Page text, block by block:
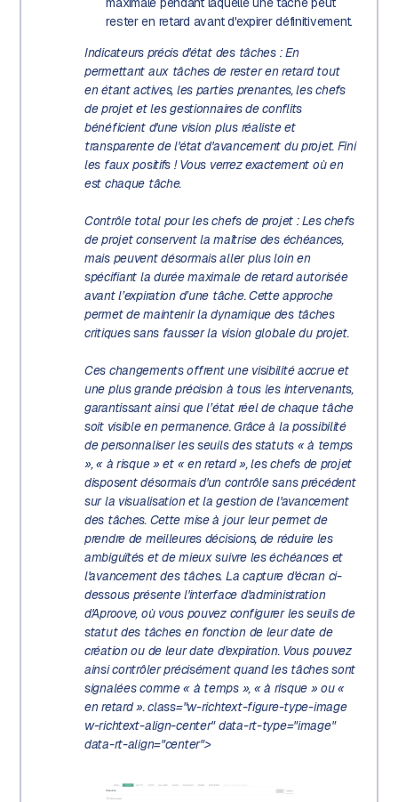
rester en retard avant d'expirer définitivement.
Indicateurs précis d'état des tâches :En
permettant aux tâches de rester en retard tout
en étant actives, les parties prenantes, les chefs
de projet et les gestionnaires de conflits
bénéficient d'une vision plus réaliste et
transparente de l'état d'avancement du projet. Fini
les faux positifs ! Vous verrez exactement où en
est chaque tâche.
Contrôle total pour les chefs de projet :Les chefs
de projet conservent la maîtrise des échéances,
mais peuvent désormais aller plus loin en
spécifiant la durée maximale de retard autorisée
avant l’expiration d’une tâche. Cette approche
permet de maintenir la dynamique des tâches
critiques sans fausser la vision globale du projet.
Ces changements offrent une visibilité accrue et
une plus grande précisionà tous les intervenants,
garantissant ainsi que l’état réel de chaque tâche
soit visible en permanence. Grâce à la possibilité
de personnaliser les seuils des statuts « à temps
», « à risque » et « en retard », les chefs de projet
disposent désormais d'un contrôle sans précédent
sur la visualisation et la gestion de l'avancement
des tâches. Cette mise à jour leur permet de
prendre de meilleures décisions, de réduire les
ambiguïtés et de mieux suivre les échéances et
l'avancement des tâches. La capture d'écran ci-
dessous présente l'interface d'administration
d'Aproove, où vous pouvez configurer les seuils de
statut des tâches en fonction de leur date de
création ou de leur date d'expiration. Vous pouvez
ainsi contrôler précisément quand les tâches sont
signalées comme « à temps », « à risque » ou «
en retard ». class="w-richtext-figure-type-image
w-richtext-align-center" data-rt-type="image"
data-rt-align="center">